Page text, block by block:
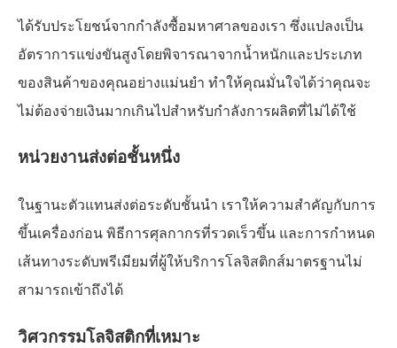
ได้รับประโยชน์จากกำลังซื้อมหาศาลของเรา ซึ่งแปลงเป็น
อัตราการแข่งขันสูงโดยพิจารณาจากน้ำหนักและประเภท
ของสินค้าของคุณอย่างแม่นยำ ทำให้คุณมั่นใจได้ว่าคุณจะ
ไม่ต้องจ่ายเงินมากเกินไปสำหรับกำลังการผลิตที่ไม่ได้ใช้
หน่วยงานส่งต่อชั้นหนึ่ง
ในฐานะตัวแทนส่งต่อระดับชั้นนำ เราให้ความสำคัญกับการ
ขึ้นเครื่องก่อน พิธีการศุลกากรที่รวดเร็วขึ้น และการกำหนด
เส้นทางระดับพรีเมียมที่ผู้ให้บริการโลจิสติกส์มาตรฐานไม่
สามารถเข้าถึงได้
วิศวกรรมโลจิสติกที่เหมาะ